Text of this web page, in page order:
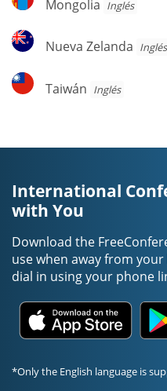
Mongolia Inglés
Nueva
Zelanda
Nueva Zelanda Inglés
Taiwán
Taiwán Inglés
International
with You
Download the
use when away from
dial in using your phone
*Only the English language is